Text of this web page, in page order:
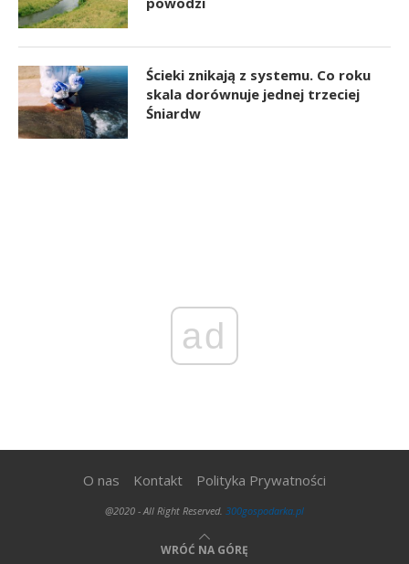
Ścieki znikają z systemu. Co roku
skala dorównuje jednej trzeciej
Śniardw
ad
O nas Kontakt Polityka Prywatności
@2020 - All Right Reserved. 300gospodarka.pl
WRÓĆ NA GÓRĘ